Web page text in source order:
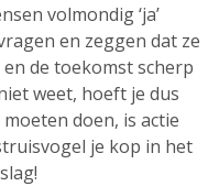
volmondig ‘ja’
en zeggen dat ze
de toekomst scherp
weet, hoeft je dus
doen, is actie
je kop in het